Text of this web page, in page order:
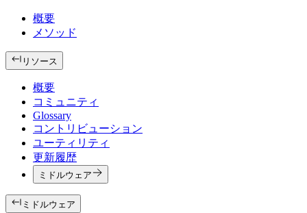
概要
メソッド
リソース
概要
コミュニティ
Glossary
コントリビューション
ユーティリティ
更新履歴
ミドルウェア
ミドルウェア